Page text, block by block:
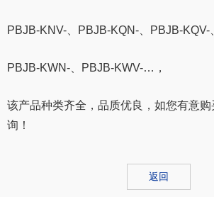
PBJB-KNV-、PBJB-KQN-、PBJB-KQV-
PBJB-KWN-、PBJB-KWV-…，
该产品种类齐全，品质优良，如您有意
询！
返回